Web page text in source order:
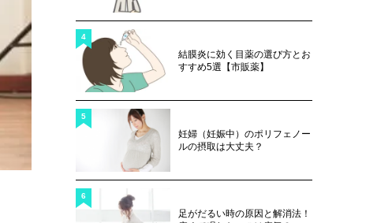
結膜炎に効く目薬の選び方とお
すすめ5選【市販薬】
4
妊婦（妊娠中）のポリフェノー
ルの摂取は大丈夫？
5
足がだるい時の原因と解消法！
6